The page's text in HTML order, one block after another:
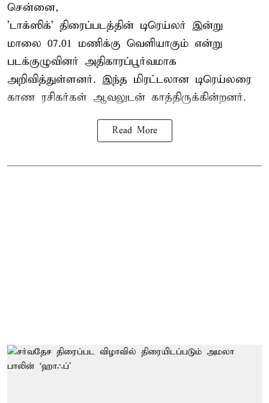
சென்னை,
'டாக்ஸிக்' திரைப்படத்தின் டிரெய்லர் இன்று
மாலை 07.01 மணிக்கு வெளியாகும் என்று
படக்குழுவினர் அதிகாரப்பூர்வமாக
அறிவித்துள்ளனர். இந்த மிரட்டலான டிரெய்லரை
காண ரசிகர்கள் ஆவலுடன் காத்திருக்கின்றனர்.
Read More